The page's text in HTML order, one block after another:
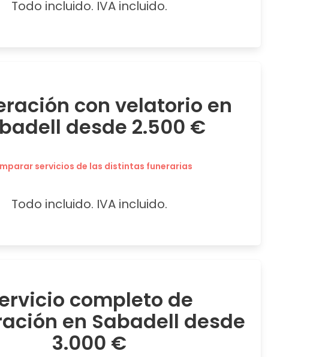
Todo incluido. IVA incluido.
con velatorio en
desde 2.500 €
servicios de las distintas funerarias
Todo incluido. IVA incluido.
completo de
en Sabadell desde
3.000 €